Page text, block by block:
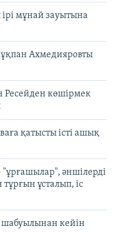
мұнай зауытына
Ахмедияровты
Ресейден көшірмек
қатысты істі ашық
"ұрғашылар", әншілерді
ұсталып, іс
шабуылынан кейін